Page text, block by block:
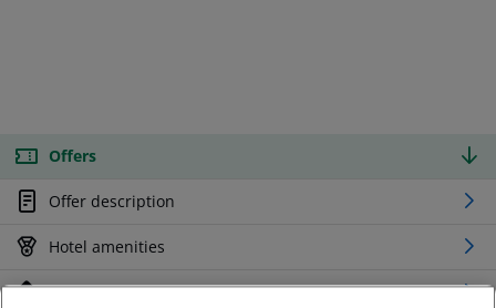
Offers
Offer description
Hotel amenities
Location